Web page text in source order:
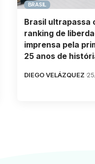
BRASIL
Brasil ultrapassa
ranking de
imprensa pela
25 anos de
DIEGO VELÁZQUEZ